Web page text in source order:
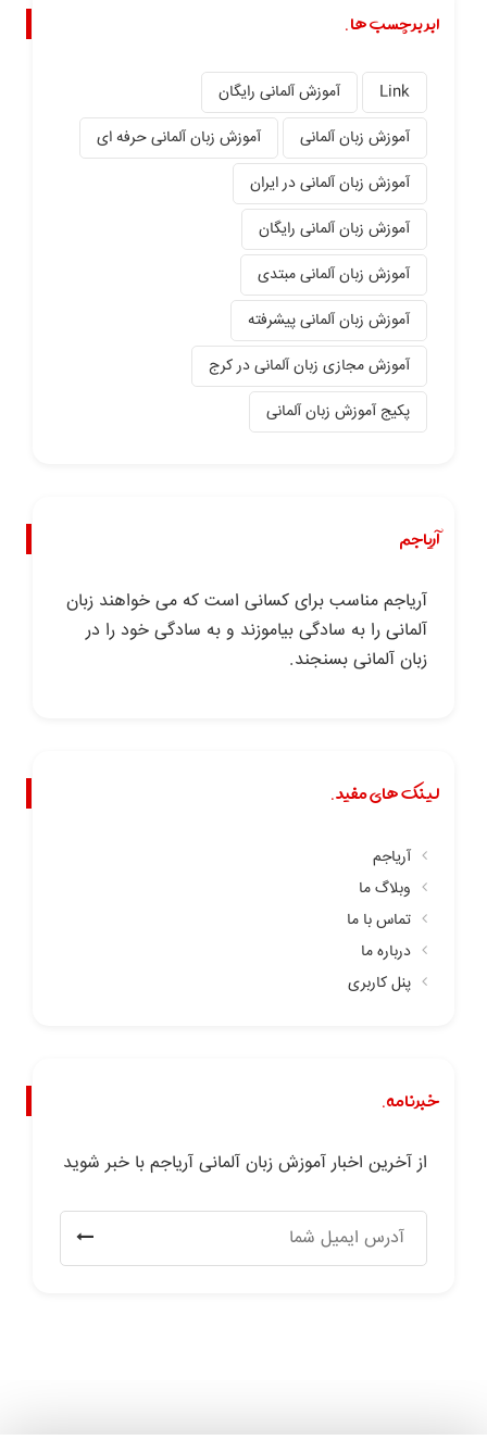
ابر برچسب ها.
Link
آموزش آلمانی رایگان
آموزش زبان آلمانی
آموزش زبان آلمانی حرفه ای
آموزش زبان آلمانی در ایران
آموزش زبان آلمانی رایگان
آموزش زبان آلمانی مبتدی
آموزش زبان آلمانی پیشرفته
آموزش مجازی زبان آلمانی در کرج
پکیج آموزش زبان آلمانی
آریاجم
آریاجم مناسب برای کسانی است که می خواهند زبان
آلمانی را به سادگی بیاموزند و به سادگی خود را در
زبان آلمانی بسنجند.
لینک های مفید.
آریاجم
وبلاگ ما
تماس با ما
درباره ما
پنل کاربری
خبرنامه.
از آخرین اخبار آموزش زبان آلمانی آریاجم با خبر شوید